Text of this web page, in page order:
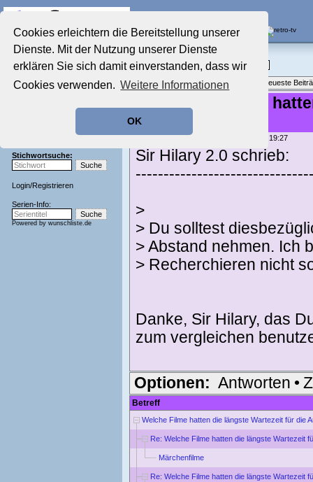
Cookies erleichtern die Bereitstellung unserer
Dienste. Mit der Nutzung unserer Dienste
erklären Sie sich damit einverstanden, dass wir
Cookies verwenden. Weitere Informationen
OK
Startseite
Aktuelles Forum
Film-Forum
Zeichentrick-Forum
Stichwortsuche:
Login/Registrieren
Serien-Info:
Powered by wunschliste.de
Film-Forum
Filme im Kino, Fernsehen & auf DVD
Themenübersicht • Neues Thema Neueste
Re: Welche Filme
Free-TV?
geschrieben von: , 15.04.25 19:27
Sir Hilary 2.0 schrieb:
>
> Du solltest
> Abstand nehmen. Ich
> Recherchieren nicht
Danke, Sir Hilary, das
zum vergleichen
Optionen: Antworten •
Betreff
Welche Filme hatten die längste Wartezeit für die
Re: Welche Filme hatten die längste Wartezeit
Märchenfilme
Re: Welche Filme hatten die längste Wartezeit